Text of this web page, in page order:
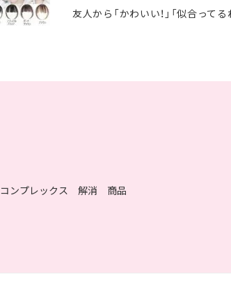
友人から「かわいい！」「似合って
コンプレックス 解消 商品